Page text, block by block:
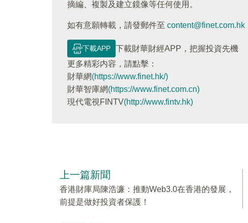
摘編、複製及建立鏡像等任何使用。
如有意願轉載，請發郵件至 content@finet.com.hk
下載APP
下載財華財經APP，把握投資先機
更多精彩内容，請點擊：
財華網(https://www.finet.hk/)
財華智庫網(https://www.finet.com.cn)
現代電視FINTV(http://www.fintv.hk)
上一篇新聞
香港財庫局陳浩濂：推動Web3.0在香港的發展，
前提是做好投資者保護！